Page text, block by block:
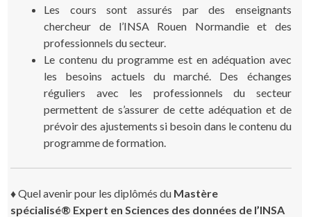
Les cours sont assurés par des enseignants
chercheur de l’INSA Rouen Normandie et des
professionnels du secteur.
Le contenu du programme est en adéquation avec
les besoins actuels du marché. Des échanges
réguliers avec les professionnels du secteur
permettent de s’assurer de cette adéquation et de
prévoir des ajustements si besoin dans le contenu du
programme de formation.
♦Quel avenir pour les diplômés du Mastère
spécialisé® Expert en Sciences des données de l’INSA